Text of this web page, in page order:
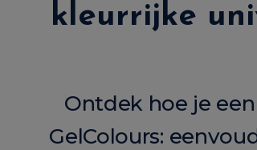
kleurrijke
Ontdek hoe je
GelColours: